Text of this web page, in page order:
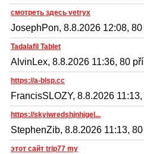
смотреть здесь vetryx
JosephPon, 8.8.2026 12:08,
Tadalafil Tablet
AlvinLex, 8.8.2026 11:36, 80
https://a-blsp.cc
FrancisSLOZY, 8.8.2026
https://skyiwredshjnhjgel...
StephenZib, 8.8.2026 11:13,
этот сайт trip77 my